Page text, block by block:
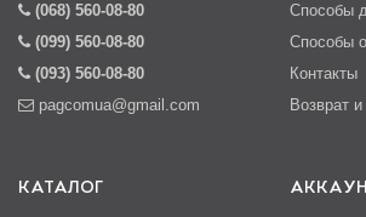
(068) 560-08-80
(099) 560-08-80
(093) 560-08-80
pagcomua@gmail.com
Способы
Способы
Контакты
Возврат
КАТАЛОГ